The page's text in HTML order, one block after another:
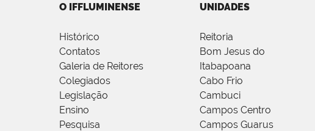
O IFFLUMINENSE
Histórico
Contatos
Galeria de Reitores
Colegiados
Legislação
Ensino
Pesquisa
UNIDADES
Reitoria
Bom Jesus do
Itabapoana
Cabo Frio
Cambuci
Campos Centro
Campos Guarus